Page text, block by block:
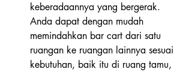
keberadaannya yang bergerak.
Anda dapat dengan mudah
memindahkan bar cart dari satu
ruangan ke ruangan lainnya sesuai
kebutuhan, baik itu di ruang tamu,